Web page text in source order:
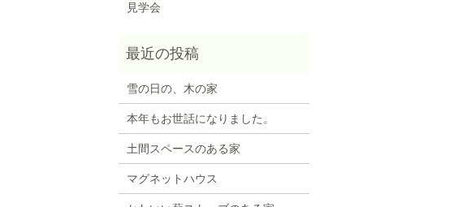
見学会
雪の日の、木の家
本年もお世話になりました。
土間スペースのある家
マグネットハウス